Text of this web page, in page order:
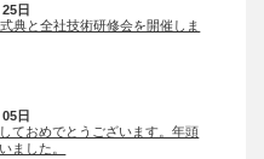
日
典と全社技術研修会を開催しま
日
ておめでとうございます。年頭
ました。